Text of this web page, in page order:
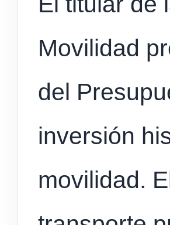
Movilidad
del
inversión
movilidad.